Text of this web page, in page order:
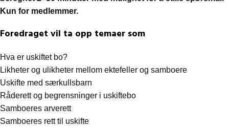
Kun for medlemmer.
Foredraget vil ta opp temaer som
Hva er uskiftet bo?
Likheter og ulikheter mellom ektefeller og samboere
Uskifte med særkullsbarn
Råderett og begrensninger i uskiftebo
Samboeres arverett
Samboeres rett til uskifte